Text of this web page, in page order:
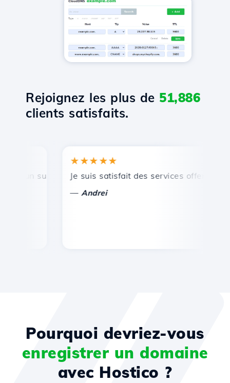
Rejoignez les plus de 51,886
clients satisfaits.
un support technique rapide et efficace.
★★★★★
Je suis satisfait des services offerts par
Andrei
Pourquoi devriez-vous
enregistrer un domaine
avec Hostico ?